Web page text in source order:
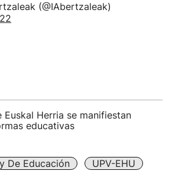
(@IAbertzaleak)
Euskal Herria se manifiestan
educativas
De Educación UPV-EHU